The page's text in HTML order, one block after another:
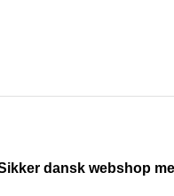
dansk webshop